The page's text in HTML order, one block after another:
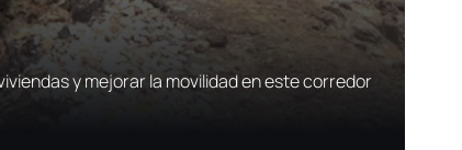
y mejorar la movilidad en este corredor